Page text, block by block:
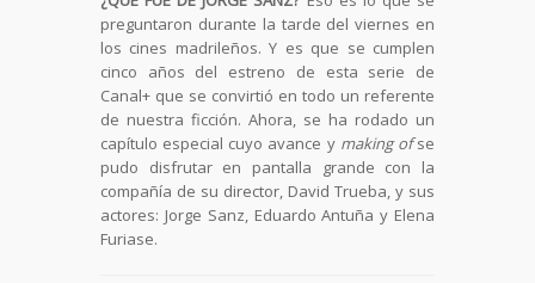
preguntaron durante la tarde del viernes en
los cines madrileños. Y es que se cumplen
cinco años del estreno de esta serie de
Canal+ que se convirtió en todo un referente
de nuestra ficción. Ahora, se ha rodado un
capítulo especial cuyo avance ymaking ofse
pudo disfrutar en pantalla grande con la
compañía de su director, David Trueba, y sus
actores: Jorge Sanz, Eduardo Antuña y Elena
Furiase.